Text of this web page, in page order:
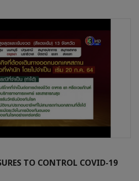
TO CONTROL COVID-19